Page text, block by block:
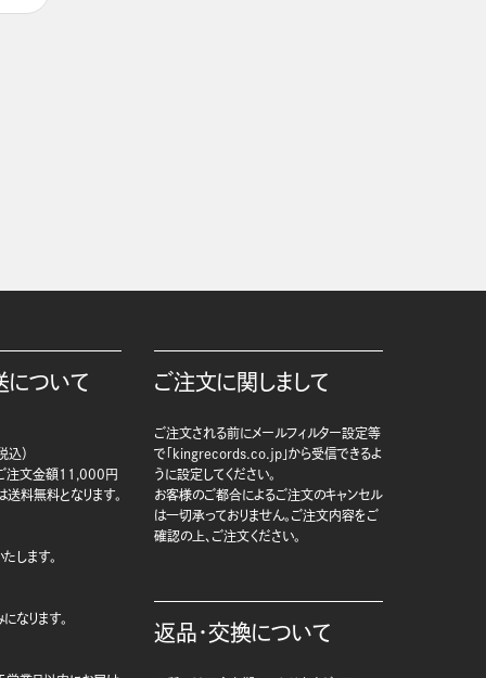
について
込）
注文金額11,000円
送料無料となります。
します。
なります。
ご注文に関しまして
ご注文される前にメールフィルター設定等
で「kingrecords.co.jp」から受信できるよ
うに設定してください。
お客様のご都合によるご注文のキャンセル
は一切承っておりません。ご注文内容をご
確認の上、ご注文ください。
返品・交換について